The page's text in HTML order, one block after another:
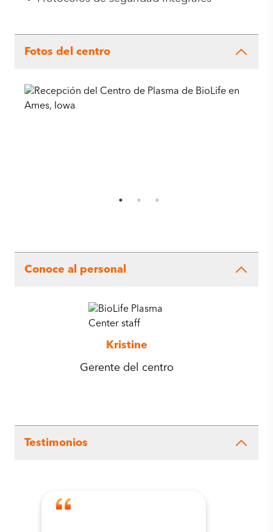
Fotos del centro
Conoce al personal
Kristine
Gerente del centro
Testimonios